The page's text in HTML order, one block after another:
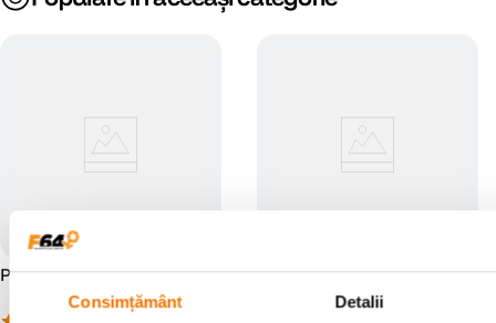
Consimțământ Detalii
P452 Inel Adaptor P 52mm P455 Inel Adaptor P 55mm